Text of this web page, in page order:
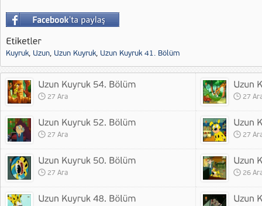
Kuyruk, Uzun, Uzun Kuyruk, Uzun Kuyruk 41. Bölüm
27 Ara 27
27 Ara 27
27 Ara 26